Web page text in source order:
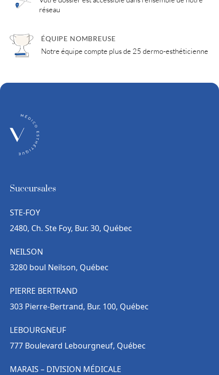
réseau
ÉQUIPE NOMBREUSE
Notre équipe compte plus de 25 dermo-esthéticienne
Succursales
STE-FOY
2480, Ch. Ste Foy, Bur. 30, Québec
NEILSON
3280 boul Neilson, Québec
PIERRE BERTRAND
303 Pierre-Bertrand, Bur. 100, Québec
LEBOURGNEUF
777 Boulevard Lebourgneuf, Québec
MARAIS – DIVISION MÉDICALE